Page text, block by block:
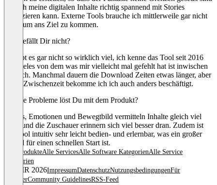
und ich meine digitalen Inhalte richtig spannend mit Stories
produzieren kann. Externe Tools brauche ich mittlerweile gar nicht
mehr, um ans Ziel zu kommen.
Was gefällt Dir nicht?
Da gibt es gar nicht so wirklich viel, ich kenne das Tool seit 2016
und vieles von dem was mir vielleicht mal gefehlt hat ist inwischen
möglich. Manchmal dauern die Download Zeiten etwas länger, aber
in der Zwischenzeit bekomme ich ich auch anders beschäftigt.
Welche Probleme löst Du mit dem Produkt?
Stories, Emotionen und Bewegtbild vermitteln Inhalte gleich viel
beser und die Zuschauer erinnern sich viel besser dran. Zudem ist
das Tool intuitiv sehr leicht bedien- und erlernbar, was ein großer
Vorteil für einen schnellen Start ist.
Alle ProdukteAlle ServicesAlle Software KategorienAlle Service
Kategorien
© OMR 2026ImpressumDatenschutzNutzungsbedingungenFür
AnbieterCommunity GuidelinesRSS-Feed